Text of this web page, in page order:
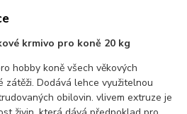
krmivo pro koně 20 kg
hobby koně všech věkových
Dodává lehce využitelnou
obilovin. vlivem extruze je